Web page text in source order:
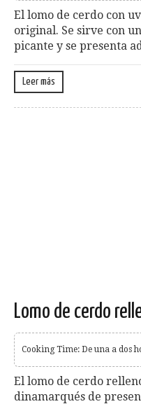
El lomo de cerdo con
original. Se sirve con
picante y se presenta
Leer más
Lomo de cerdo
Cooking Time: De una a dos
El lomo de cerdo
dinamarqués de